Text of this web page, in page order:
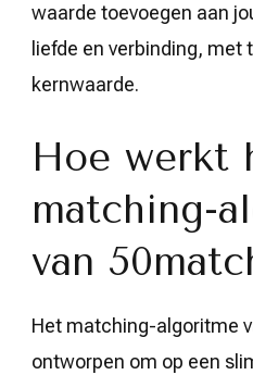
waarde toevoegen aan
liefde en verbinding, met
kernwaarde.
Hoe werkt
matching-
van
Het matching-algoritme
ontworpen om op een